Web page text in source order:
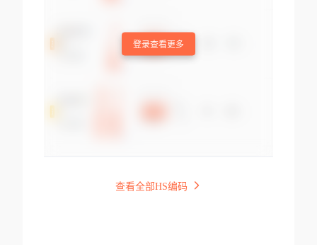
登录查看更多
查看全部HS编码